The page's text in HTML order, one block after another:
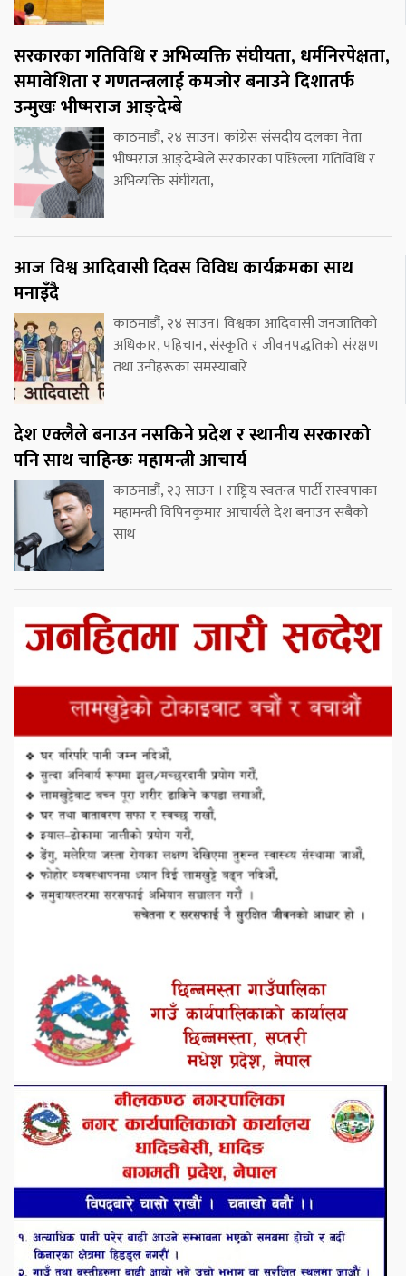
सरकारका गतिविधि र अभिव्यक्ति संघीयता, धर्मनिरपेक्षता,
समावेशिता र गणतन्त्रलाई कमजोर बनाउने दिशातर्फ
उन्मुखः भीष्मराज आङ्देम्बे
काठमाडौं, २४ साउन। कांग्रेस संसदीय दलका नेता
भीष्मराज आङ्देम्बेले सरकारका पछिल्ला गतिविधि र
अभिव्यक्ति संघीयता,
आज विश्व आदिवासी दिवस विविध कार्यक्रमका साथ
मनाइँदै
काठमाडौं, २४ साउन। विश्वका आदिवासी जनजातिको
अधिकार, पहिचान, संस्कृति र जीवनपद्धतिको संरक्षण
तथा उनीहरूका समस्याबारे
देश एक्लैले बनाउन नसकिने प्रदेश र स्थानीय सरकारको
पनि साथ चाहिन्छः महामन्त्री आचार्य
काठमाडौं, २३ साउन । राष्ट्रिय स्वतन्त्र पार्टी रास्वपाका
महामन्त्री विपिनकुमार आचार्यले देश बनाउन सबैको
साथ